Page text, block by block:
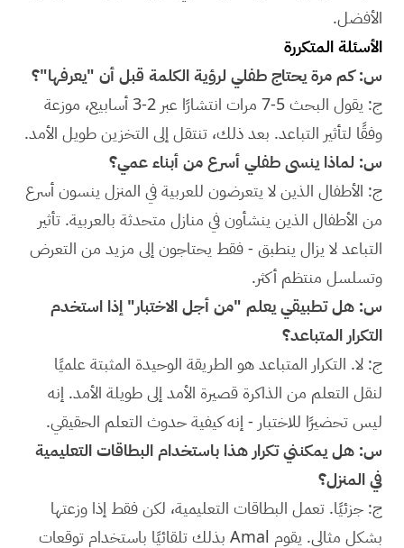
الأفضل.
الأسئلة المتكررة
س: كم مرة يحتاج طفلي لرؤية الكلمة قبل أن "يعرفها"؟
ج: يقول البحث 5-7 مرات انتشارًا عبر 2-3 أسابيع، موزعة
وفقًا لتأثير التباعد. بعد ذلك، تنتقل إلى التخزين طويل الأمد.
س: لماذا ينسى طفلي أسرع من أبناء عمي؟
ج: الأطفال الذين لا يتعرضون للعربية في المنزل ينسون أسرع
من الأطفال الذين ينشأون في منازل متحدثة بالعربية. تأثير
التباعد لا يزال ينطبق - فقط يحتاجون إلى مزيد من التعرض
وتسلسل منتظم أكثر.
س: هل تطبيقي يعلم "من أجل الاختبار" إذا استخدم
التكرار المتباعد؟
ج: لا. التكرار المتباعد هو الطريقة الوحيدة المثبتة علميًا
لنقل التعلم من الذاكرة قصيرة الأمد إلى طويلة الأمد. إنه
ليس تحضيرًا للاختبار - إنه كيفية حدوث التعلم الحقيقي.
س: هل يمكنني تكرار هذا باستخدام البطاقات التعليمية
في المنزل؟
ج: جزئيًا. تعمل البطاقات التعليمية، لكن فقط إذا وزعتها
بشكل مثالي. يقوم Amal بذلك تلقائيًا باستخدام توقعات